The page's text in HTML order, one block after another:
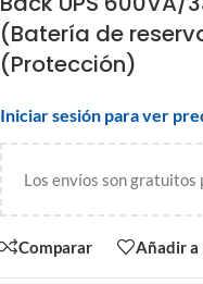
(Batería de
(Protección)
Iniciar sesión para ver
Los envíos son gratuitos
Comparar Añadir a